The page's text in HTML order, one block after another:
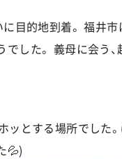
目的地到着。 福井
した。 義母に会う
とする場所でした
💦)